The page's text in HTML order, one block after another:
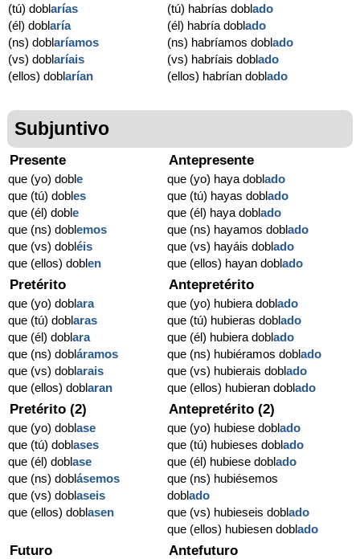
(tú) doblarías
(él) doblaría
(ns) doblaríamos
(vs) doblaríais
(ellos) doblarían
(tú) habrías doblado
(él) habría doblado
(ns) habríamos doblado
(vs) habríais doblado
(ellos) habrían doblado
Subjuntivo
Presente
que (yo) doble
que (tú) dobles
que (él) doble
que (ns) doblemos
que (vs) dobléis
que (ellos) doblen
Antepresente
que (yo) haya doblado
que (tú) hayas doblado
que (él) haya doblado
que (ns) hayamos doblado
que (vs) hayáis doblado
que (ellos) hayan doblado
Pretérito
que (yo) doblara
que (tú) doblaras
que (él) doblara
que (ns) dobláramos
que (vs) doblarais
que (ellos) doblaran
Antepretérito
que (yo) hubiera doblado
que (tú) hubieras doblado
que (él) hubiera doblado
que (ns) hubiéramos doblado
que (vs) hubierais doblado
que (ellos) hubieran doblado
Pretérito (2)
que (yo) doblase
que (tú) doblases
que (él) doblase
que (ns) doblásemos
que (vs) doblaseis
que (ellos) doblasen
Antepretérito (2)
que (yo) hubiese doblado
que (tú) hubieses doblado
que (él) hubiese doblado
que (ns) hubiésemos
doblado
que (vs) hubieseis doblado
que (ellos) hubiesen doblado
Futuro Antefuturo